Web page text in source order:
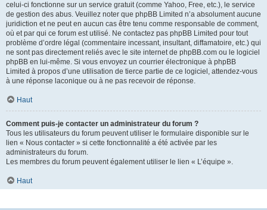
celui-ci fonctionne sur un service gratuit (comme Yahoo, Free, etc.), le service
de gestion des abus. Veuillez noter que phpBB Limited n’a absolument aucune
juridiction et ne peut en aucun cas être tenu comme responsable de comment,
où et par qui ce forum est utilisé. Ne contactez pas phpBB Limited pour tout
problème d’ordre légal (commentaire incessant, insultant, diffamatoire, etc.) qui
ne sont pas directement reliés avec le site internet de phpBB.com ou le logiciel
phpBB en lui-même. Si vous envoyez un courrier électronique à phpBB
Limited à propos d’une utilisation de tierce partie de ce logiciel, attendez-vous
à une réponse laconique ou à ne pas recevoir de réponse.
Haut
Comment puis-je contacter un administrateur du forum ?
Tous les utilisateurs du forum peuvent utiliser le formulaire disponible sur le
lien « Nous contacter » si cette fonctionnalité a été activée par les
administrateurs du forum.
Les membres du forum peuvent également utiliser le lien « L’équipe ».
Haut